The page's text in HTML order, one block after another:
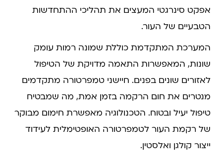
אפקט סינרגטי המעצים את תהליכי ההתחדשות
הטבעיים של העור.
המערכת המתקדמת כוללת שמונה רמות עומק
שונות, המאפשרות התאמה מדויקת של הטיפול
לאזורים שונים בפנים. חיישני טמפרטורה מתקדמים
מנטרים את חום הרקמה בזמן אמת, מה שמבטיח
טיפול יעיל ובטוח. הטכנולוגיה מאפשרת חימום מבוקר
של רקמת העור לטמפרטורה האופטימלית לעידוד
ייצור קולגן ואלסטין.